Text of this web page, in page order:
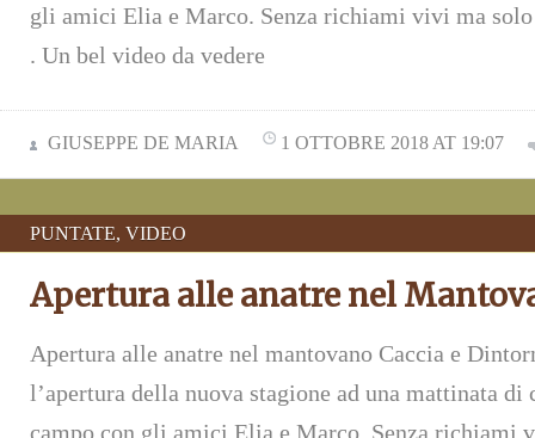
gli amici Elia e Marco. Senza richiami vivi ma solo
. Un bel video da vedere
GIUSEPPE DE MARIA 1 OTTOBRE 2018 AT 19:07
PUNTATE, VIDEO
Apertura alle anatre nel
Apertura alle anatre nel mantovano Caccia e
l’apertura della nuova stagione ad una mattinata di
campo con gli amici Elia e Marco. Senza richiami